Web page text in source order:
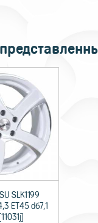
SLK1199
ET45 d67,1